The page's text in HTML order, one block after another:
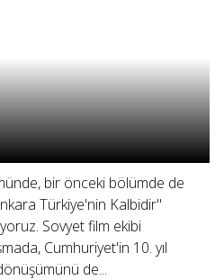
bir önceki bölümde de
Türkiye'nin Kalbidir"
Sovyet film ekibi
Cumhuriyet'in 10. yıl
de...